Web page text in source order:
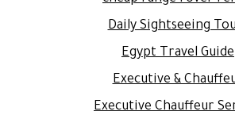
Daily Sightseeing
Egypt Travel Guide
Executive &
Executive Chauffeur